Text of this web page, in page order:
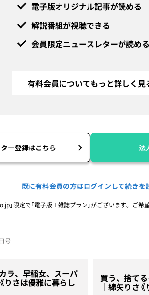
電子版オリジナル記事が読める
解説番組が視聴できる
会員限定ニュースレターが読める
有料会員についてもっと詳しく見
ー登録はこちら 法
既に有料会員の方はログインして続きを
」限定で「電子版＋雑誌プラン」がございます。ご希
号
、早稲女、スーパ
りさは優雅に暮らし 買う、捨て
｜綿矢りさ